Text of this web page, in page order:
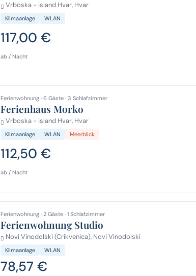
Vrboska - island Hvar, Hvar
Klimaanlage WLAN
117,00 €
ab / Nacht
Ferienwohnung · 6 Gäste · 3 Schlafzimmer
Ferienhaus Morko
Vrboska - island Hvar, Hvar
Klimaanlage WLAN Meerblick
112,50 €
ab / Nacht
Ferienwohnung · 2 Gäste · 1 Schlafzimmer
Ferienwohnung Studio
Novi Vinodolski (Crikvenica), Novi Vinodolski
Klimaanlage WLAN
78,57 €